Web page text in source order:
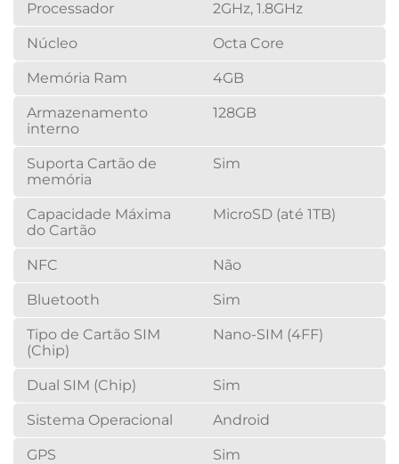
Processador 2GHz, 1.8GHz
Núcleo Octa Core
Memória Ram 4GB
Armazenamento
interno
128GB
Suporta Cartão de
memória
Sim
Capacidade Máxima
do Cartão
MicroSD (até 1TB)
NFC Não
Bluetooth Sim
Tipo de Cartão SIM
(Chip)
Nano-SIM (4FF)
Dual SIM (Chip) Sim
Sistema Operacional Android
GPS Sim